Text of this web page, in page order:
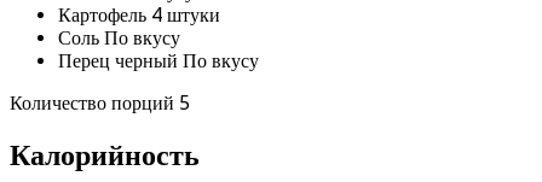
Картофель 4 штуки
Соль По вкусу
Перец черный По вкусу
Количество порций 5
Калорийность